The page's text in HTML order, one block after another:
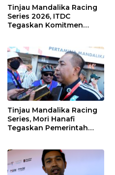
Tinjau Mandalika Racing
Series 2026, ITDC
Tegaskan Komitmen
Kawasan
Tinjau Mandalika Racing
Series, Mori Hanafi
Tegaskan Pemerintah